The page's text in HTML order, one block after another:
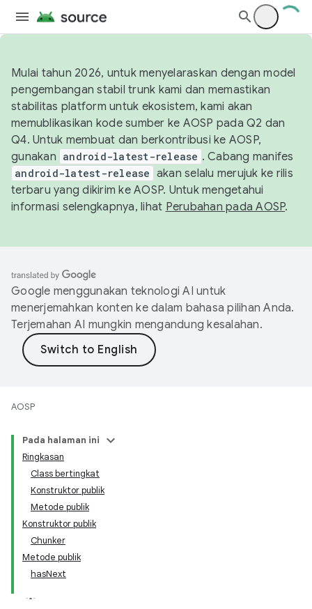
Mulai tahun 2026, untuk menyelaraskan dengan model
pengembangan stabil trunk kami dan memastikan
stabilitas platform untuk ekosistem, kami akan
memublikasikan kode sumber ke AOSP pada Q2 dan
Q4. Untuk membuat dan berkontribusi ke AOSP,
gunakan android-latest-release . Cabang manifes
android-latest-release akan selalu merujuk ke rilis
terbaru yang dikirim ke AOSP. Untuk mengetahui
informasi selengkapnya, lihat Perubahan pada AOSP.
Google menggunakan teknologi AI untuk
menerjemahkan konten ke dalam bahasa pilihan Anda.
Terjemahan AI mungkin mengandung kesalahan.
AOSP
Pada halaman ini
Ringkasan
Class bertingkat
Konstruktor publik
Metode publik
Konstruktor publik
Chunker
Metode publik
hasNext